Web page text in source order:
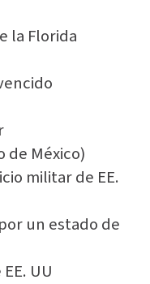
la Florida
de México)
militar de EE.
un estado de
UU